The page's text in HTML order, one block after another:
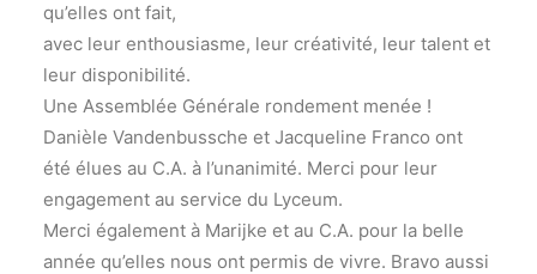
qu’elles ont fait,
avec leur enthousiasme, leur créativité, leur talent et
leur disponibilité.
Une Assemblée Générale rondement menée !
Danièle Vandenbussche et Jacqueline Franco ont
été élues au C.A. à l’unanimité. Merci pour leur
engagement au service du Lyceum.
Merci également à Marijke et au C.A. pour la belle
année qu’elles nous ont permis de vivre. Bravo aussi